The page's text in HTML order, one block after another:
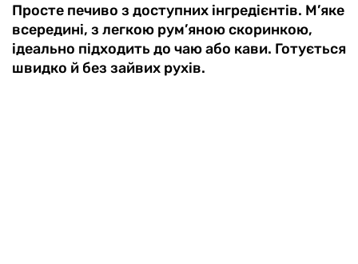
Просте печиво з доступних інгредієнтів. М’яке
всередині, з легкою рум’яною скоринкою,
ідеально підходить до чаю або кави. Готується
швидко й без зайвих рухів.